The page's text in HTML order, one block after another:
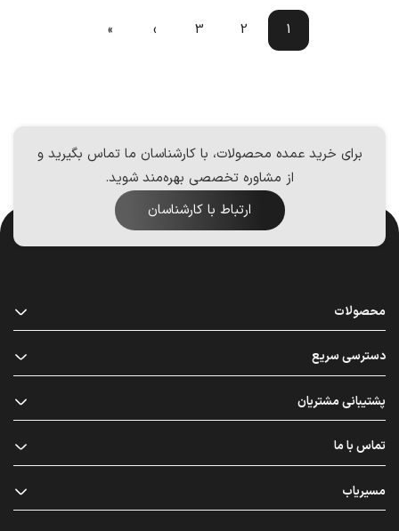
1
2
3
›
»
برای خرید عمده محصولات، با کارشناسان ما تماس بگیرید و
از مشاوره تخصصی بهره‌مند شوید.
ارتباط با کارشناسان
محصولات
دسترسی سریع
پشتیبانی مشتریان
تماس با ما
مسیریاب